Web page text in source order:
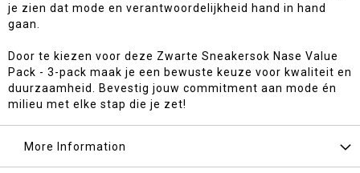
je zien dat mode en verantwoordelijkheid hand in hand
gaan.
Door te kiezen voor deze Zwarte Sneakersok Nase Value
Pack - 3-pack maak je een bewuste keuze voor kwaliteit en
duurzaamheid. Bevestig jouw commitment aan mode én
milieu met elke stap die je zet!
More Information